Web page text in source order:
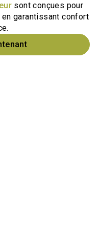
sont conçues pour
garantissant confort